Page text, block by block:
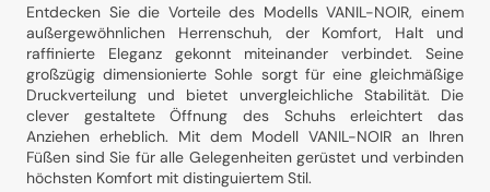
Entdecken Sie die Vorteile des Modells VANIL-NOIR, einem
außergewöhnlichen Herrenschuh, der Komfort, Halt und
raffinierte Eleganz gekonnt miteinander verbindet. Seine
großzügig dimensionierte Sohle sorgt für eine gleichmäßige
Druckverteilung und bietet unvergleichliche Stabilität. Die
clever gestaltete Öffnung des Schuhs erleichtert das
Anziehen erheblich. Mit dem Modell VANIL-NOIR an Ihren
Füßen sind Sie für alle Gelegenheiten gerüstet und verbinden
höchsten Komfort mit distinguiertem Stil.